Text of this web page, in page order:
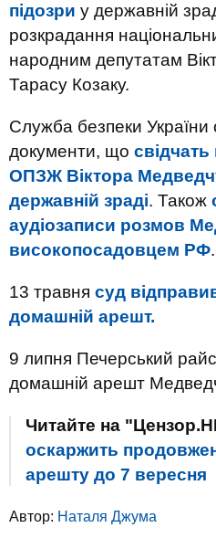
підозри у державній
розкрадання
народним депутатам
Тарасу Козаку.
Служба безпеки України
документи, що
ОПЗЖ Віктора
державній зраді. Також
аудіозаписи розмов
високопосадовцем РФ.
13 травня суд
домашній арешт.
9 липня Печерський
домашній арешт
Читайте на
оскаржить
арешту до 7 вересня
Автор: Наталя Джума